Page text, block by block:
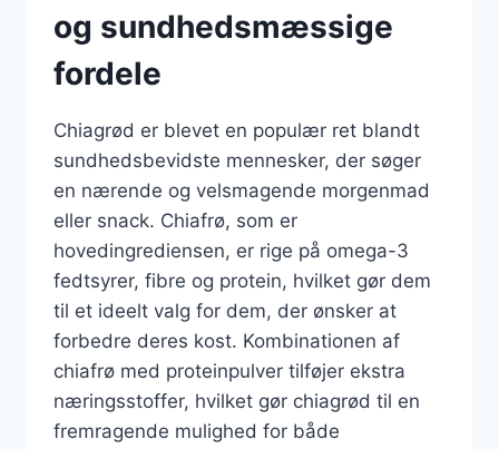
og sundhedsmæssige
fordele
Chiagrød er blevet en populær ret blandt
sundhedsbevidste mennesker, der søger
en nærende og velsmagende morgenmad
eller snack. Chiafrø, som er
hovedingrediensen, er rige på omega-3
fedtsyrer, fibre og protein, hvilket gør dem
til et ideelt valg for dem, der ønsker at
forbedre deres kost. Kombinationen af
chiafrø med proteinpulver tilføjer ekstra
næringsstoffer, hvilket gør chiagrød til en
fremragende mulighed for både